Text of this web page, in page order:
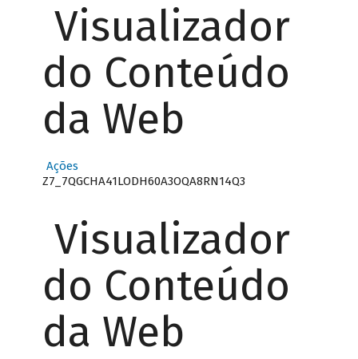
Visualizador
do Conteúdo
da Web
Ações
Z7_7QGCHA41LODH60A3OQA8RN14Q3
Visualizador
do Conteúdo
da Web